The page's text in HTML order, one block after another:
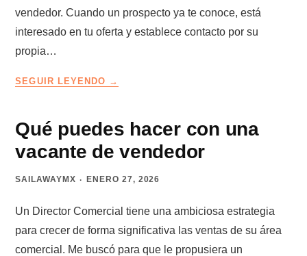
vendedor. Cuando un prospecto ya te conoce, está
interesado en tu oferta y establece contacto por su
propia…
SEGUIR LEYENDO
LOS
CLIENTES
QUE
SOLOS
Qué puedes hacer con una
vacante de vendedor
SAILAWAYMX ENERO 27, 2026
Un Director Comercial tiene una ambiciosa estrategia
para crecer de forma significativa las ventas de su área
comercial. Me buscó para que le propusiera un